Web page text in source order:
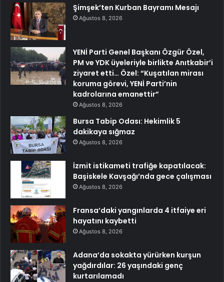
Şimşek’ten Kurban Bayramı Mesajı
Ağustos 8, 2026
YENİ Parti Genel Başkanı Özgür Özel,
PM ve YDK üyeleriyle birlikte Anıtkabir’i
ziyaret etti… Özel: “Kuşatılan mirası
koruma görevi, YENİ Parti’nin
kadrolarına emanettir”
Ağustos 8, 2026
Bursa Tabip Odası: Hekimlik 5
dakikaya sığmaz
Ağustos 8, 2026
İzmit istikameti trafiğe kapatılacak:
Başiskele Kavşağı’nda gece çalışması
Ağustos 8, 2026
Fransa’daki yangınlarda 4 itfaiye eri
hayatını kaybetti
Ağustos 8, 2026
Adana’da sokakta yürürken kurşun
yağdırdılar: 26 yaşındaki genç
kurtarılamadı